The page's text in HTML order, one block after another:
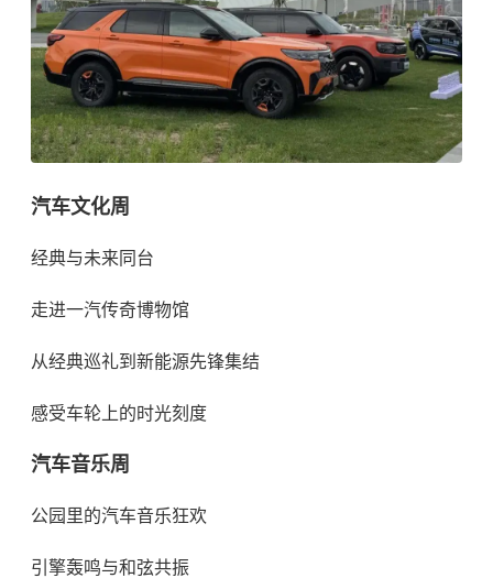
汽车文化周
经典与未来同台
走进一汽传奇博物馆
从经典巡礼到新能源先锋集结
感受车轮上的时光刻度
汽车音乐周
公园里的汽车音乐狂欢
引擎轰鸣与和弦共振